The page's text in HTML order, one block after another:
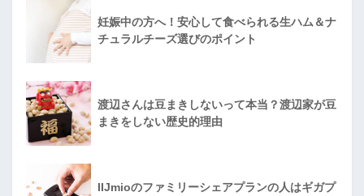
妊娠中の方へ！安心して食べられる生ハム＆ナ
チュラルチーズ選びのポイント
渡辺さんは豆まきしないって本当？渡辺家が豆
まきをしない歴史的理由
IIJmioのファミリーシェアプランの人はギガプ